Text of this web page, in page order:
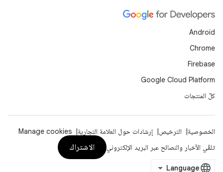
Android
Chrome
Firebase
Google Cloud Platform
كلّ المنتجات
الخصوصية الترخيص إرشادات حول العلامة التجارية
Manage cookies
تلقّي الأخبار والنصائح عبر البريد الإلكتروني
الاشتراك